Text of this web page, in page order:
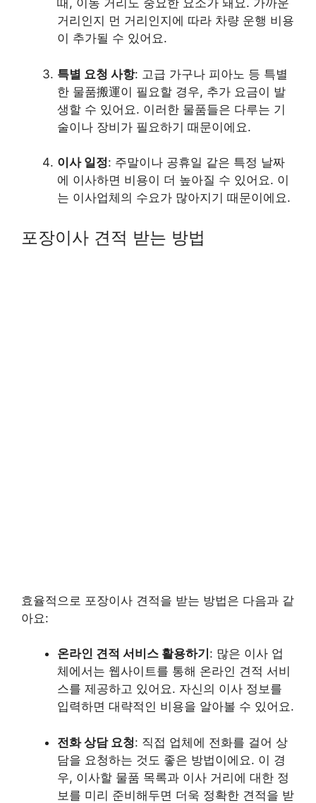
때, 이동 거리도 중요한 요소가 돼요. 가까운
거리인지 먼 거리인지에 따라 차량 운행 비용
이 추가될 수 있어요.
특별 요청 사항: 고급 가구나 피아노 등 특별
한 물품搬運이 필요할 경우, 추가 요금이 발
생할 수 있어요. 이러한 물품들은 다루는 기
술이나 장비가 필요하기 때문이에요.
이사 일정: 주말이나 공휴일 같은 특정 날짜
에 이사하면 비용이 더 높아질 수 있어요. 이
는 이사업체의 수요가 많아지기 때문이에요.
포장이사 견적 받는 방법
효율적으로 포장이사 견적을 받는 방법은 다음과 같
아요:
온라인 견적 서비스 활용하기 : 많은 이사 업
체에서는 웹사이트를 통해 온라인 견적 서비
스를 제공하고 있어요. 자신의 이사 정보를
입력하면 대략적인 비용을 알아볼 수 있어요.
전화 상담 요청: 직접 업체에 전화를 걸어 상
담을 요청하는 것도 좋은 방법이에요. 이 경
우, 이사할 물품 목록과 이사 거리에 대한 정
보를 미리 준비해두면 더욱 정확한 견적을 받